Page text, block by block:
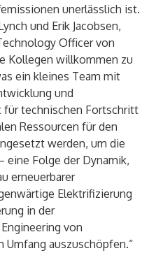
unerlässlich ist.
und Erik Jacobsen,
Officer von
Kollegen willkommen zu
ein kleines Team mit
und
für technischen Fortschritt
Ressourcen für den
werden, um die
eine Folge der Dynamik,
erneuerbarer
Elektrifizierung
in der
von
auszuschöpfen.“